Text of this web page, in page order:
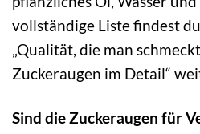
vollständige Liste findest
„Qualität, die man
Zuckeraugen im Detail“
Sind die Zuckeraugen für